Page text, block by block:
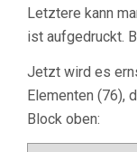
Letztere kann
ist aufgedruckt.
Jetzt wird es
Elementen (76),
Block oben: